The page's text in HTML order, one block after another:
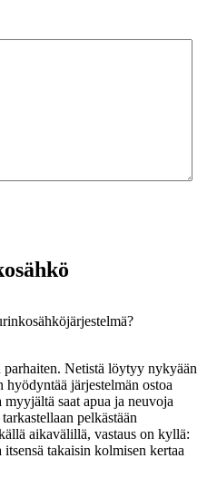
parhaiten. Netistä löytyy nykyään
järjestelmän ostoa
saat apua ja neuvoja
pelkästään
aikavälillä, vastaus on kyllä:
takaisin kolmisen kertaa